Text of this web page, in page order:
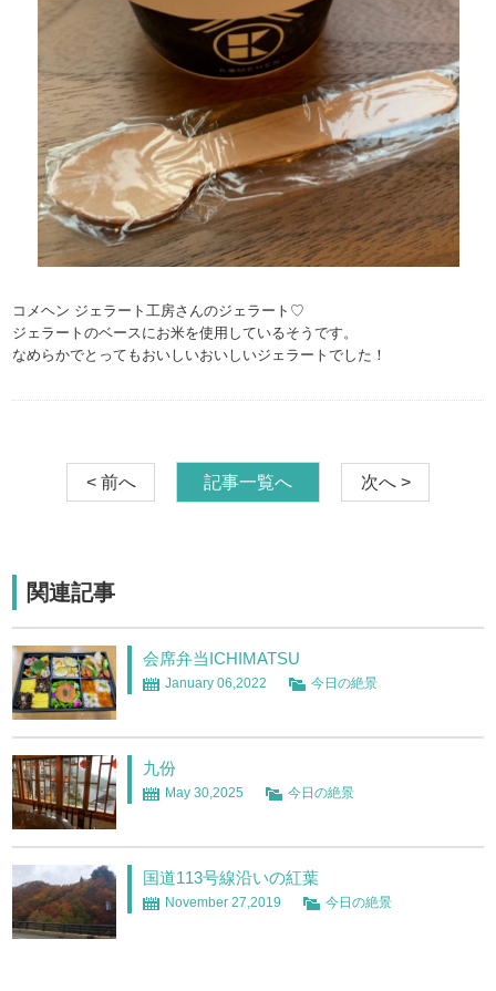
コメヘン ジェラート工房さんのジェラート♡
ジェラートのベースにお米を使用しているそうです。
なめらかでとってもおいしいおいしいジェラートでした！
< 前へ 記事一覧へ 次へ >
関連記事
会席弁当ICHIMATSU
January 06,2022 今日の絶景
九份
May 30,2025 今日の絶景
国道113号線沿いの紅葉
November 27,2019 今日の絶景